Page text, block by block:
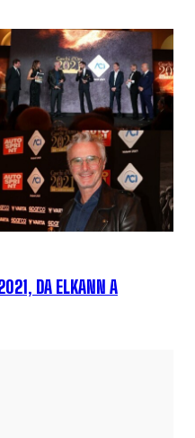
DA ELKANN A